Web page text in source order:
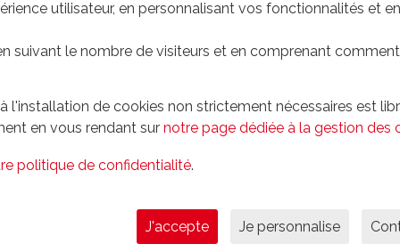
très peu de voisinage, ce terrain en impasse
du bourg de Naves, il offre également la possibilité
encore plus d’espace et de nature.
utilisateur, en personnalisant vos fonctionnalités et
suivant le nombre de visiteurs et en comprenant
l'installation de cookies non strictement nécessaires est
en vous rendant sur notre page dédiée à la gestion des
politique de confidentialité.
J'accepte Je personnalise